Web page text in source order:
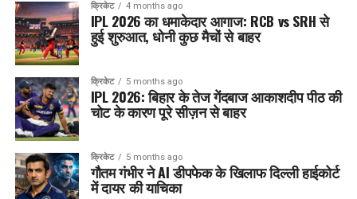
क्रिकेट 4 months ago
IPL 2026 का धमाकेदार आगाज: RCB vs SRH से
हुई शुरुआत, धोनी कुछ मैचों से बाहर
क्रिकेट 5 months ago
IPL 2026: बिहार के तेज गेंदबाज आकाशदीप पीठ की
चोट के कारण पूरे सीज़न से बाहर
क्रिकेट 5 months ago
गौतम गंभीर ने AI डीपफेक के खिलाफ दिल्ली हाईकोर्ट
में दायर की याचिका